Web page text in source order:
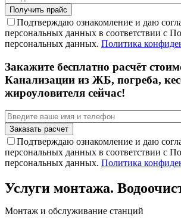
Подтверждаю ознакомление и даю
персональных данных в соответствии с
персональных данных. Политика
Закажите бесплатно расчёт
Канализации из ЖБ, погреба,
жироуловителя сейчас!
Подтверждаю ознакомление и даю
персональных данных в соответствии с
персональных данных. Политика
Услуги монтажа.
Монтаж и обслуживание станций